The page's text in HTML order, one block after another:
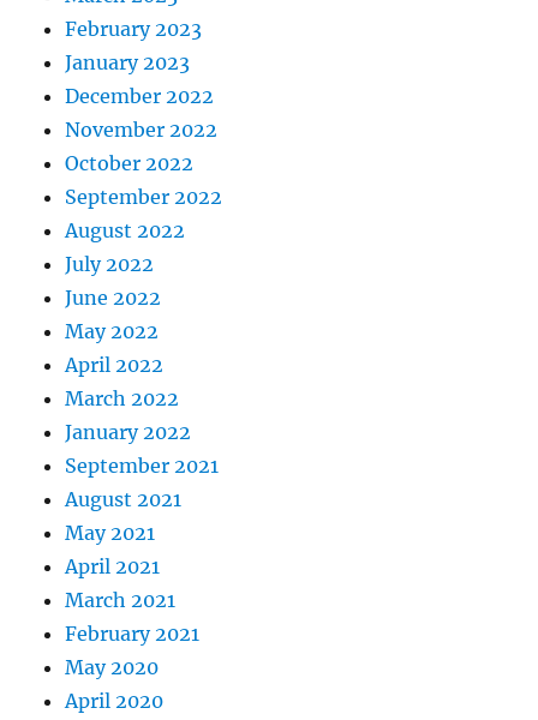
February 2023
January 2023
December 2022
November 2022
October 2022
September 2022
August 2022
July 2022
June 2022
May 2022
April 2022
March 2022
January 2022
September 2021
August 2021
May 2021
April 2021
March 2021
February 2021
May 2020
April 2020